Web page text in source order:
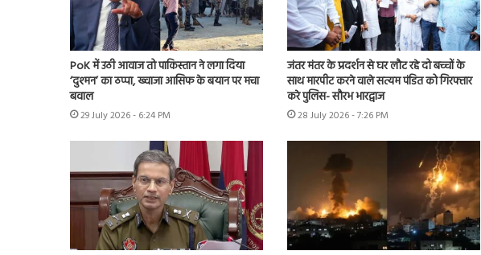
PoK में उठी आवाज तो पाकिस्तान ने लगा दिया
‘दुश्मन’ का ठप्पा, ख्वाजा आसिफ के बयान पर मचा
बवाल
29 July 2026 - 6:24 PM
जंतर मंतर के प्रदर्शन से घर लौट रहे दो बच्चों के
साथ मारपीट करने वाले सत्यम पंडित को गिरफ्तार
करे पुलिस- सौरभ भारद्वाज
28 July 2026 - 7:26 PM